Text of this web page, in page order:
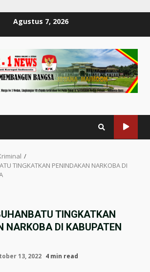
Agustus 7, 2026
TINGKATKAN PENINDAKAN NARKOBA DI
TINGKATKAN
NARKOBA DI KABUPATEN
13, 2022 4 min read